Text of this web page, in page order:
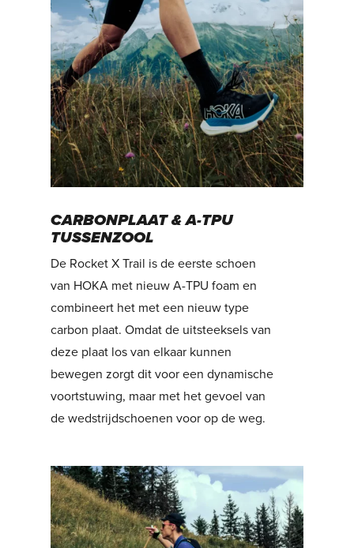
CARBONPLAAT & A-TPU
TUSSENZOOL
De Rocket X Trail is de eerste schoen
van HOKA met nieuw A-TPU foam en
combineert het met een nieuw type
carbon plaat. Omdat de uitsteeksels van
deze plaat los van elkaar kunnen
bewegen zorgt dit voor een dynamische
voortstuwing, maar met het gevoel van
de wedstrijdschoenen voor op de weg.